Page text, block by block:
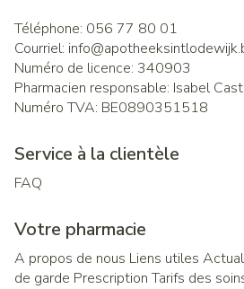
Téléphone: 056 77 80 01
Courriel: info@
Numéro de licence: 340903
Pharmacien responsable: Isabel
Numéro TVA: BE0890351518
Service à la clientèle
FAQ
Votre pharmacie
A propos de nous Liens utiles
de garde Prescription Tarifs des